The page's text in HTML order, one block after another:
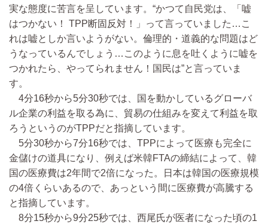
実な態度に苦言を呈しています。“かつて自民党は、「嘘
はつかない！ TPP断固反対！」って言っていました…こ
れは嘘としか言いようがない。倫理的・道義的な問題はど
うなっているんでしょう…このように息を吐くように嘘を
つかれたら、やってられません！国民は”と言っていま
す。
4分16秒から5分30秒では、国を動かしているグローバ
ル企業の利益を取る為に、貿易の仕組みを変えて利益を取
ろうというのがTPPだと指摘しています。
5分30秒から7分16秒では、TPPによって医療も完全に
金儲けの道具になり、例えば米韓FTAの締結によって、韓
国の医療費は2年間で2倍になった。日本は韓国の医療規模
の4倍くらいあるので、あっという間に医療費が高騰する
と指摘しています。
8分15秒から9分25秒では、西尾氏が医者になった頃の1